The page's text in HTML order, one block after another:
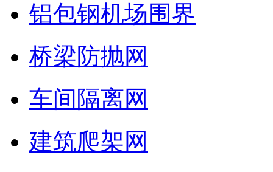
铝包钢机场围界
桥梁防抛网
车间隔离网
建筑爬架网